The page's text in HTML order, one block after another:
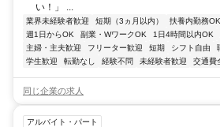
い！」 ...
業界未経験者歓迎 短期（3ヵ月以内） 扶養内勤務OK
週1日からOK
副業・WワークOK 1日4時間以内OK
主婦・主夫歓迎
フリーター歓迎 短期 シフト自由
学生歓迎
転勤なし 経験不問 未経験者歓迎 交通費
同じ企業の求人
アルバイト・パート